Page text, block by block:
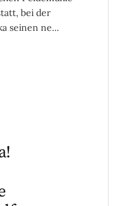
bei der
seinen ne...